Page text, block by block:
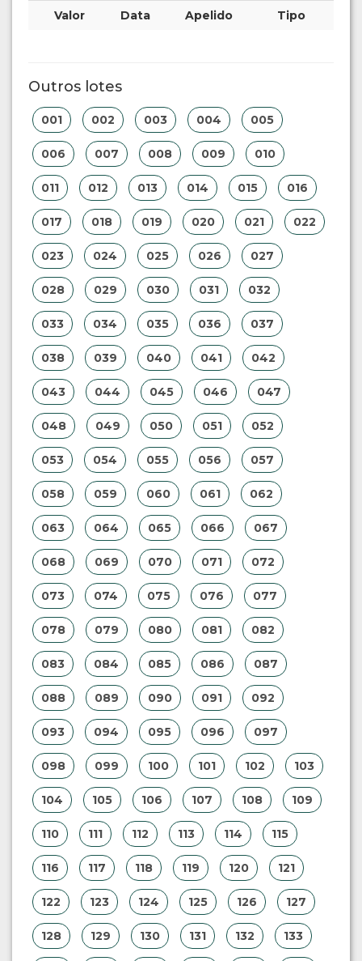
Valor Data Apelido Tipo
Outros lotes
001 002 003 004 005
006 007 008 009 010
011 012 013 014 015 016
017 018 019 020 021 022
023 024 025 026 027
028 029 030 031 032
033 034 035 036 037
038 039 040 041 042
043 044 045 046 047
048 049 050 051 052
053 054 055 056 057
058 059 060 061 062
063 064 065 066 067
068 069 070 071 072
073 074 075 076 077
078 079 080 081 082
083 084 085 086 087
088 089 090 091 092
093 094 095 096 097
098 099 100 101 102 103
104 105 106 107 108 109
110 111 112 113 114 115
116 117 118 119 120 121
122 123 124 125 126 127
128 129 130 131 132 133